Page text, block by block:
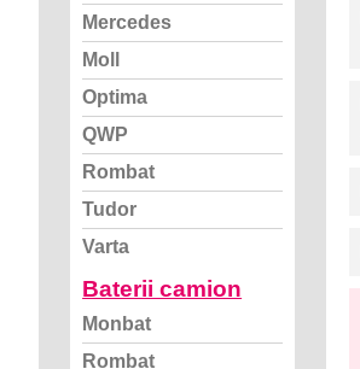
Mercedes
Moll
Optima
QWP
Rombat
Tudor
Varta
Baterii camion
Monbat
Rombat